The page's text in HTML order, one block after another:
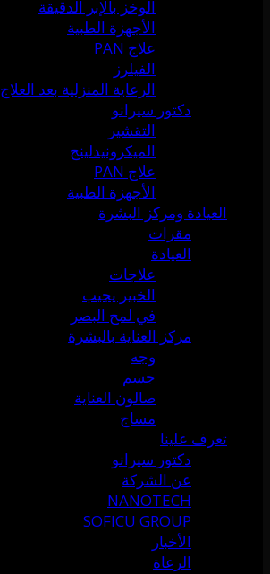
الوخز بالإبر الدقيقة
الأجهزة الطبية
علاج PAN
الفيلرز
الرعاية المنزلية بعد العلاج
دكتور سيرانو
التقشير
الميكرونيدلينج
علاج PAN
الأجهزة الطبية
العيادة ومركز البشرة
مقرات
العيادة
علاجات
الخبير يجيب
في لمح البصر
مركز العناية بالبشرة
وجه
جسم
صالون العناية
مساج
تعرف علينا
دكتور سيرانو
عن الشركة
NANOTECH
SOFICU GROUP
الأخبار
الرعاة